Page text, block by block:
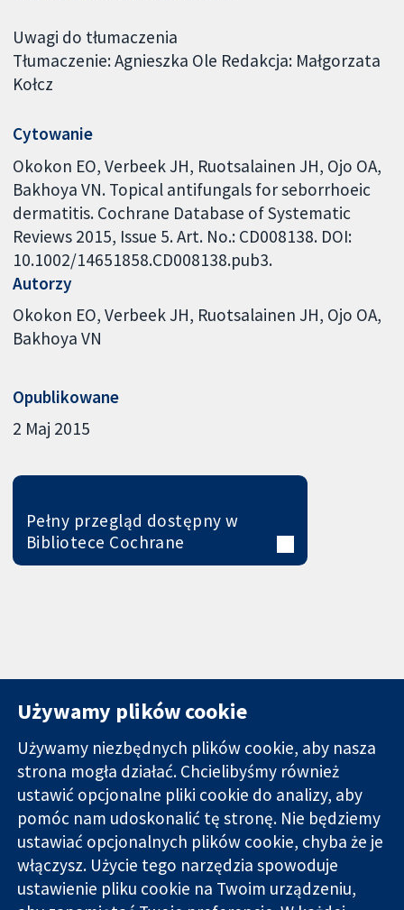
Uwagi do tłumaczenia
Tłumaczenie: Agnieszka Ole Redakcja: Małgorzata
Kołcz
Cytowanie
Okokon EO, Verbeek JH, Ruotsalainen JH, Ojo OA,
Bakhoya VN. Topical antifungals for seborrhoeic
dermatitis. Cochrane Database of Systematic
Reviews 2015, Issue 5. Art. No.: CD008138. DOI:
10.1002/14651858.CD008138.pub3.
Autorzy
Okokon EO Verbeek JH Ruotsalainen JH Ojo OA
Bakhoya VN
Opublikowane
2 Maj 2015
Pełny przegląd dostępny w
Bibliotece Cochrane
Wiarygodne dane
naukowe.
Świadome
decyzje.
Lepsze zdrowie.
11-13 Cavendish
Square
Londyn
W1G 0AN
Wielka Brytania
Kontakt
Nowości
Biuro
prasowe
O nas
Praca
Cochrane
Używamy plików cookie
Używamy niezbędnych plików cookie, aby nasza
strona mogła działać. Chcielibyśmy również
ustawić opcjonalne pliki cookie do analizy, aby
pomóc nam udoskonalić tę stronę. Nie będziemy
ustawiać opcjonalnych plików cookie, chyba że je
włączysz. Użycie tego narzędzia spowoduje
ustawienie pliku cookie na Twoim urządzeniu,